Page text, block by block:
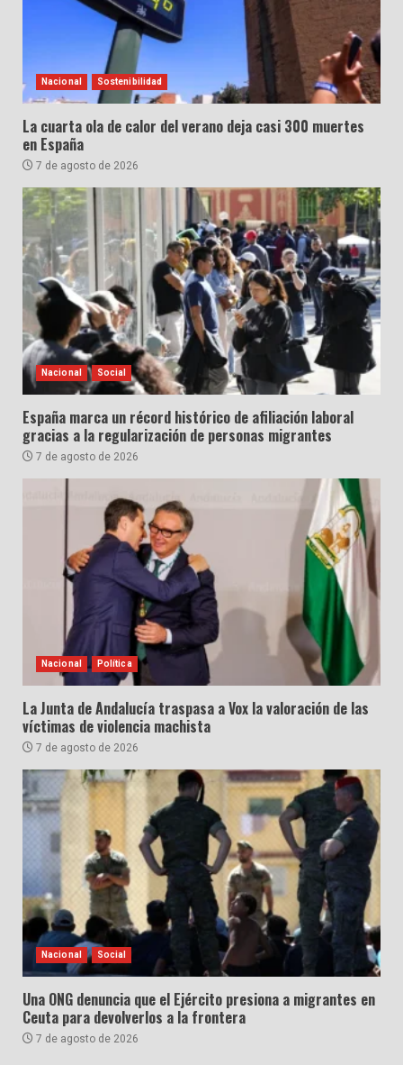
Nacional Sostenibilidad
La cuarta ola de calor del verano deja casi 300 muertes
en España
7 de agosto de 2026
Nacional Social
España marca un récord histórico de afiliación laboral
gracias a la regularización de personas migrantes
7 de agosto de 2026
Nacional Política
La Junta de Andalucía traspasa a Vox la valoración de las
víctimas de violencia machista
7 de agosto de 2026
Nacional Social
Una ONG denuncia que el Ejército presiona a migrantes en
Ceuta para devolverlos a la frontera
7 de agosto de 2026